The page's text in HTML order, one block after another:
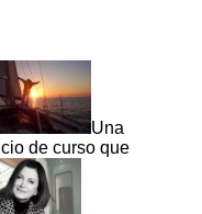
Una
de curso que